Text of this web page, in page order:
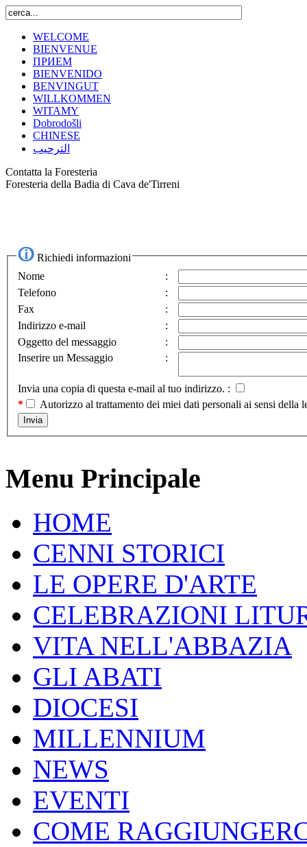
WELCOME
BIENVENUE
ПРИЕМ
BIENVENIDO
BENVINGUT
WILLKOMMEN
WITAMY
Dobrodošli
CHINESE
الترحيب
Contatta la Foresteria
Foresteria della Badia di Cava de'Tirreni
Richiedi informazioni
Nome
:
Telefono
:
Fax
:
Indirizzo e-mail
:
Oggetto del messaggio
:
Inserire un Messaggio
:
Invia una copia di questa e-mail al tuo indirizzo. :
*
Autorizzo al trattamento dei miei dati personali ai sensi
Menu Principale
HOME
CENNI STORICI
LE OPERE D'ARTE
CELEBRAZIONI
VITA NELL'ABBAZIA
GLI ABATI
DIOCESI
MILLENNIUM
NEWS
EVENTI
COME